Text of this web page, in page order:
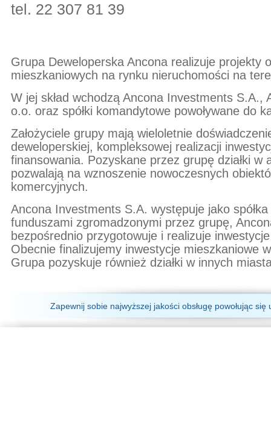
tel. 22 307 81 39
Grupa Deweloperska Ancona realizuje projekty
mieszkaniowych na rynku nieruchomości na
W jej skład wchodzą Ancona Investments S.A.,
o.o. oraz spółki komandytowe powoływane do
Założyciele grupy mają wieloletnie
deweloperskiej, kompleksowej realizacji
finansowania. Pozyskane przez grupę działki w
pozwalają na wznoszenie nowoczesnych
komercyjnych.
Ancona Investments S.A. występuje jako
funduszami zgromadzonymi przez grupę,
bezpośrednio przygotowuje i realizuje
Obecnie finalizujemy inwestycje mieszkaniowe
Grupa pozyskuje również działki w innych
Zapewnij sobie najwyższej jakości obsługę powołując